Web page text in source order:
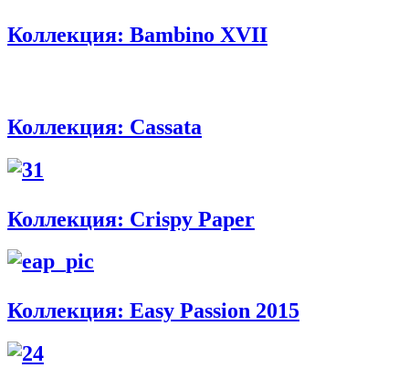
Коллекция: Bambino XVII
Коллекция: Cassata
Коллекция: Crispy Paper
Коллекция: Easy Passion 2015